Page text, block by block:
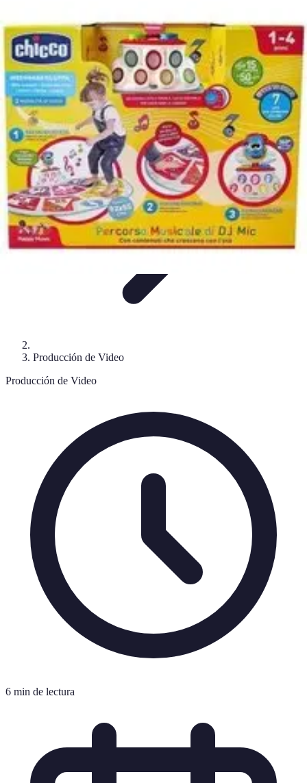
Producción de VídeosCreación de Videos
MusicalesListasProducción de VideosPromoción Musical
Video y Música
Producción de Video
Producción de Video
6 min de lectura